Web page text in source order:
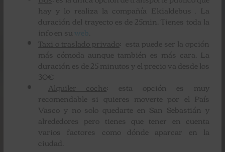
hay y lo realiza la compañía Ekialdebus La
duración del trayecto es de 25min. Tienes toda la
info en su
Taxi o traslado privado: esta puede ser la opción
más cómoda aunque también es más cara. La
duración es de 25 minutos y el precio va desde los
30€
Alquiler coche: esta opción es muy
recomendable si quieres moverte por el País
Vasco y no solo quedarte en San Sebastián y
alrededores pero tienes que tener en cuenta
varios factores como dónde aparcar en la
ciudad.